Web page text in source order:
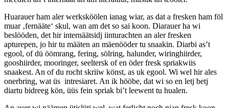
Huarauer ham aler werksköölen ianag wiar, as dat a fresken ham föl
muar ‚fernääte‘ skul, wan am det so sai koon. Diarauer ha wi
beslööden, det hir internäätsidj iinturachten an aler fresken
apturepen, jo hir tu määten an mäenööder tu snaakin. Diarbi as’t
egool, of dü öömrang, fering, sölring, halunder, wiringhiirder,
gooshiirder, mooringer, seeltersk of en öder fresk spriakwiis
snaakest. An of du rocht skriiw könst, as uk egool. Wi wel hir ales
onerbring, wat üs intresiaret. An ik hööbe, dat wi so en letj betj
diartu bidreeg kön, üüs fein spriak bi’t leewent tu hualen.